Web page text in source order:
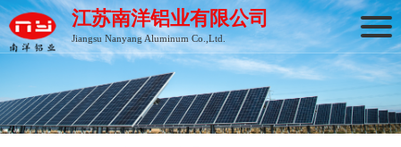
江苏南洋铝业有限公司
Jiangsu Nanyang Aluminum Co.,Ltd.